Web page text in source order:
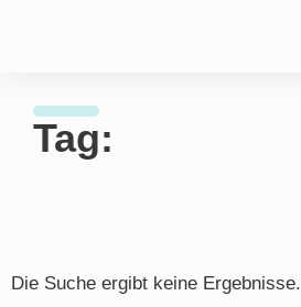
Tag:
Die Suche ergibt keine Ergebnisse.